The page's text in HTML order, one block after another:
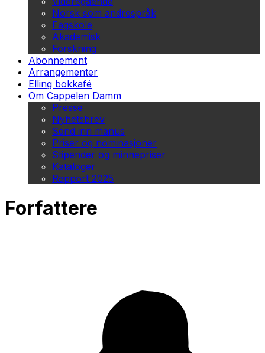
Norsk som andrespråk
Fagskole
Akademisk
Forskning
Abonnement
Arrangementer
Elling bokkafé
Om Cappelen Damm
Presse
Nyhetsbrev
Send inn manus
Priser og nominasjoner
Stipender og minnepriser
Kataloger
Rapport 2025
Forfattere